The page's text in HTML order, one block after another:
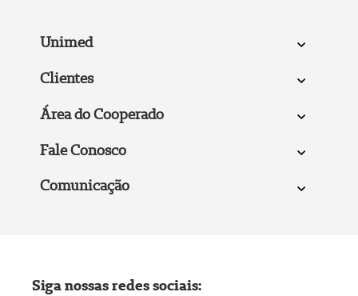
Unimed
Clientes
Área do Cooperado
Fale Conosco
Comunicação
Siga nossas redes sociais: